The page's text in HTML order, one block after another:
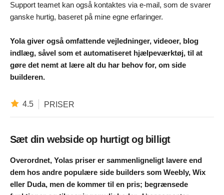
Support teamet kan også kontaktes via e-mail, som de svarer
ganske hurtig, baseret på mine egne erfaringer.
Yola giver også omfattende vejledninger, videoer, blog
indlæg, såvel som et automatiseret hjælpeværktøj, til at
gøre det nemt at lære alt du har behov for, om side
builderen.
4.5 PRISER
Sæt din webside op hurtigt og billigt
Overordnet, Yolas priser er sammenligneligt lavere end
dem hos andre populære side builders som Weebly, Wix
eller Duda, men de kommer til en pris; begrænsede